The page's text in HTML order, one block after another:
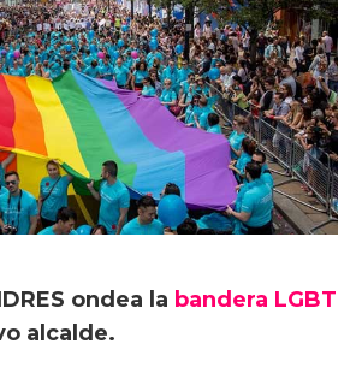
ondea la bandera LGBT
alcalde.